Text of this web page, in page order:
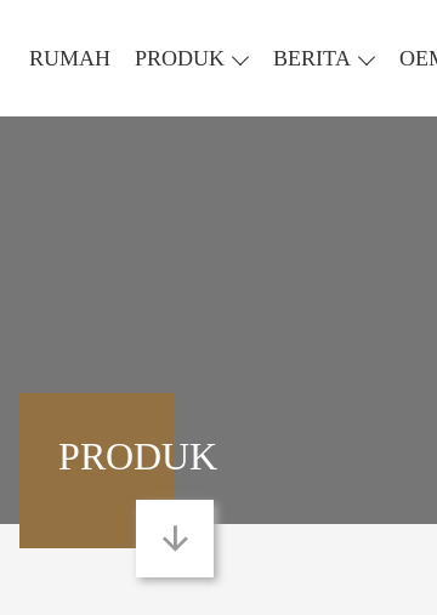
RUMAH PRODUK BERITA
PRODUK